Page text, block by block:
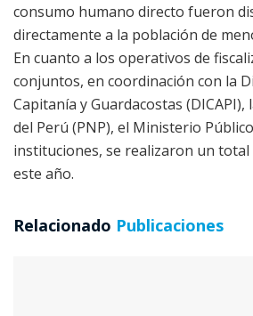
consumo humano directo fueron
directamente a la población de
En cuanto a los operativos de
conjuntos, en coordinación con la
Capitanía y Guardacostas (DICAPI),
del Perú (PNP), el Ministerio
instituciones, se realizaron un total
este año.
Relacionado Publicaciones